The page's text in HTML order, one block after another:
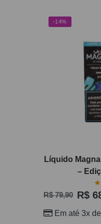
-14%
Líquido
–
R$79,90 R$
Em até 3x de